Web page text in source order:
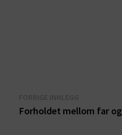
innlegg:
Forholdet mellom far